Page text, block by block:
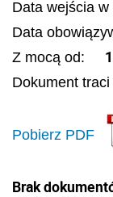
Data wejścia w
Data
Z mocą od:
Dokument
Pobierz PDF
Brak